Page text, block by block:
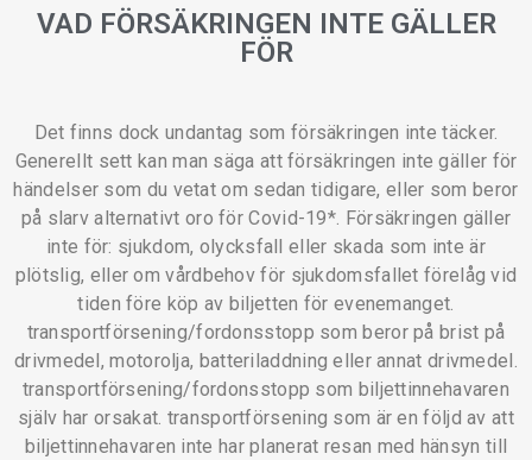
VAD FÖRSÄKRINGEN INTE GÄLLER
FÖR
Det finns dock undantag som försäkringen inte täcker.
Generellt sett kan man säga att försäkringen inte gäller för
händelser som du vetat om sedan tidigare, eller som beror
på slarv alternativt oro för Covid-19*. Försäkringen gäller
inte för: sjukdom, olycksfall eller skada som inte är
plötslig, eller om vårdbehov för sjukdomsfallet förelåg vid
tiden före köp av biljetten för evenemanget.
transportförsening/fordonsstopp som beror på brist på
drivmedel, motorolja, batteriladdning eller annat drivmedel.
transportförsening/fordonsstopp som biljettinnehavaren
själv har orsakat. transportförsening som är en följd av att
biljettinnehavaren inte har planerat resan med hänsyn till